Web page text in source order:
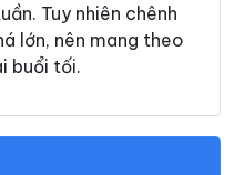
Tuy nhiên chênh
lớn, nên mang theo
buổi tối.